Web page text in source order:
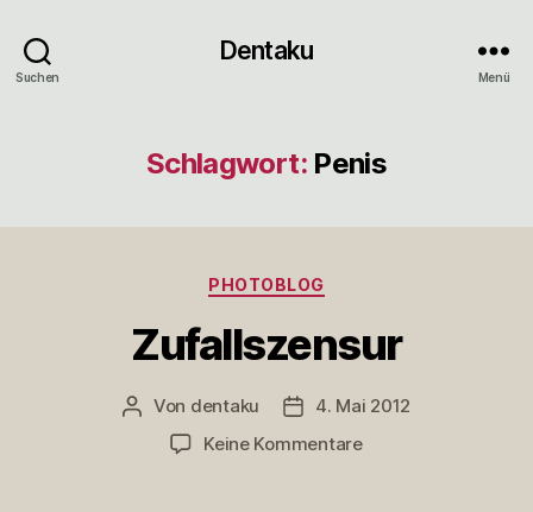
Suchen
Dentaku
Menü
Schlagwort: Penis
Kategorien
PHOTOBLOG
Zufallszensur
Beitragsautor
Von dentaku Veröffentlichungsdatum
4. Mai 2012
Keine Kommentarezu